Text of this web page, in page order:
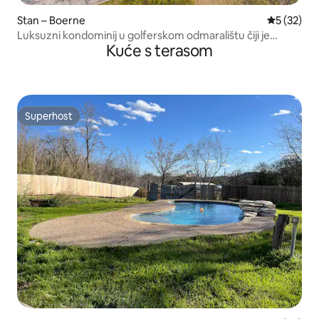
Stan – Boerne Prosječna
5 (32)
Luksuzni kondominij u golferskom odmaralištu čiji je
Kuće s terasom
Superhost
Superhost